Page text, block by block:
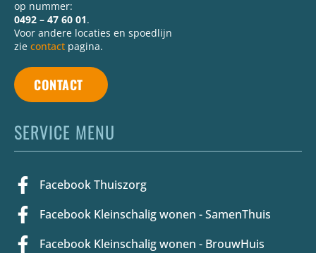
op nummer:
0492 – 47 60 01.
Voor andere locaties en spoedlijn
zie contact pagina.
CONTACT
SERVICE MENU
Facebook Thuiszorg
Facebook Kleinschalig wonen - SamenThuis
Facebook Kleinschalig wonen - BrouwHuis